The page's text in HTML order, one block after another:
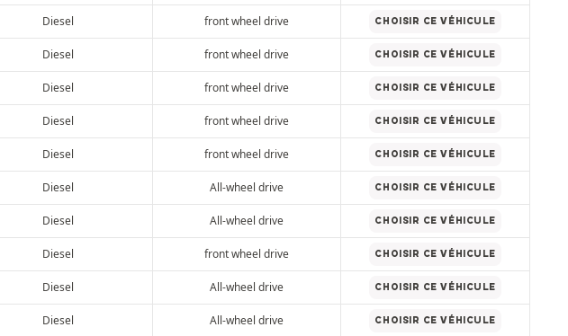
Diesel front wheel drive CHOISIR CE VÉHICULE
Diesel front wheel drive CHOISIR CE VÉHICULE
Diesel front wheel drive CHOISIR CE VÉHICULE
Diesel front wheel drive CHOISIR CE VÉHICULE
Diesel front wheel drive CHOISIR CE VÉHICULE
Diesel All-wheel drive CHOISIR CE VÉHICULE
Diesel All-wheel drive CHOISIR CE VÉHICULE
Diesel front wheel drive CHOISIR CE VÉHICULE
Diesel All-wheel drive CHOISIR CE VÉHICULE
Diesel All-wheel drive CHOISIR CE VÉHICULE